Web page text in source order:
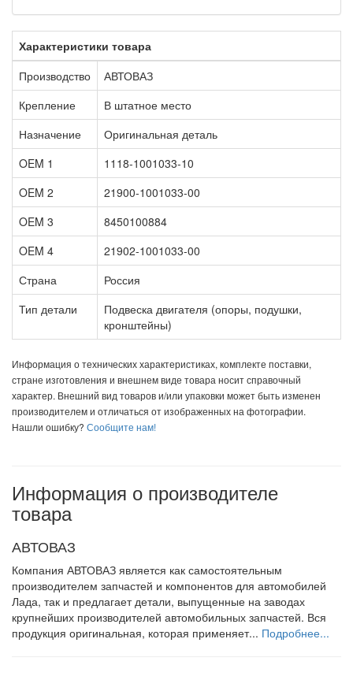
Характеристики товара
Производство
АВТОВАЗ
Крепление
В штатное место
Назначение
Оригинальная деталь
OEM 1
1118-1001033-10
OEM 2
21900-1001033-00
OEM 3
8450100884
OEM 4
21902-1001033-00
Страна
Россия
Тип детали
Подвеска двигателя (опоры, подушки,
кронштейны)
Информация о технических характеристиках, комплекте поставки,
стране изготовления и внешнем виде товара носит справочный
характер. Внешний вид товаров и/или упаковки может быть изменен
производителем и отличаться от изображенных на фотографии.
Нашли ошибку? Сообщите нам!
Информация о производителе
товара
АВТОВАЗ
Компания АВТОВАЗ является как самостоятельным
производителем запчастей и компонентов для автомобилей
Лада, так и предлагает детали, выпущенные на заводах
крупнейших производителей автомобильных запчастей. Вся
продукция оригинальная, которая применяет... Подробнее...